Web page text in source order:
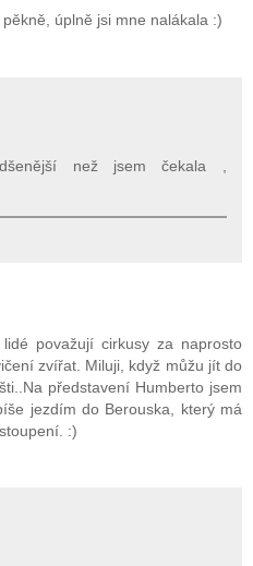
úplně jsi mne nalákala :)
než jsem čekala ,
považují cirkusy za naprosto
zvířat. Miluji, když můžu jít do
představení Humberto jsem
jezdím do Berouska, který má
:)